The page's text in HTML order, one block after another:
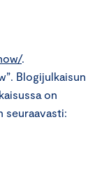
.
Blogijulkaisun
on
seuraavasti: